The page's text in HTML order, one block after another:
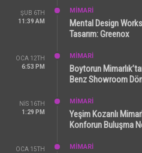
ŞUB 6TH
11:39 AM
MİMARİ
Mental Design
Tasarım: Greenox
OCA 12TH
6:53 PM
MİMARİ
Boytorun
Benz Showroom
NIS 16TH
1:29 PM
MİMARİ
Yeşim Kozanlı
Konforun Buluşma
OCA 15TH
MİMARİ